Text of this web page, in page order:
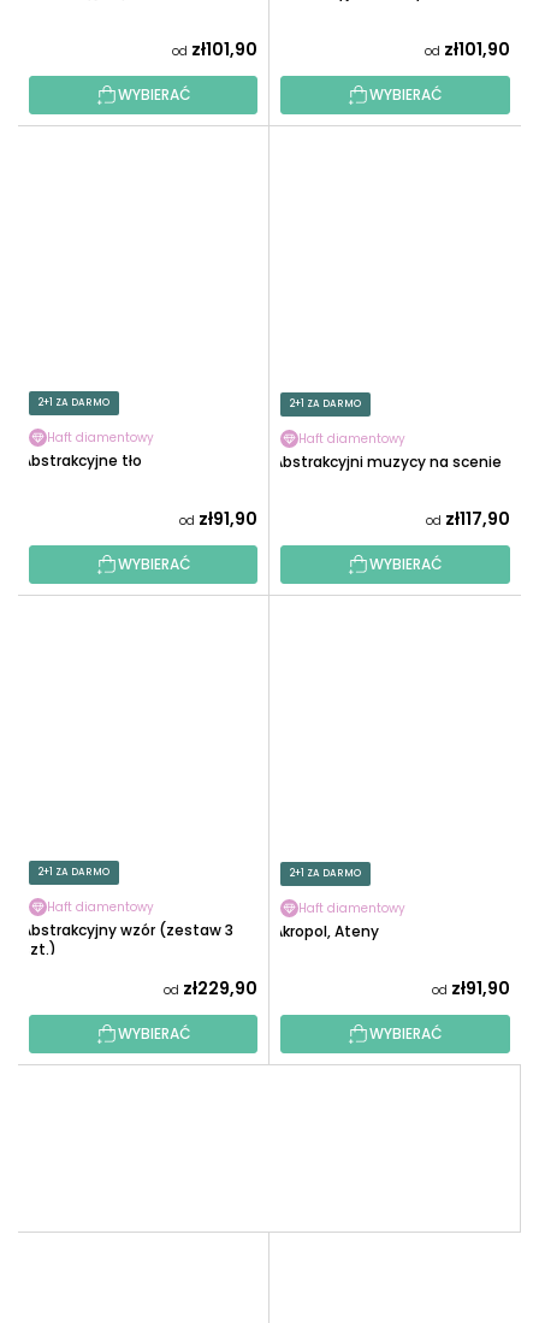
od zł101,90
WYBIERAĆ
od zł101,90
WYBIERAĆ
2+1 ZA DARMO
Haft diamentowy
Abstrakcyjne tło
od zł91,90
WYBIERAĆ
2+1 ZA DARMO
Haft diamentowy
Abstrakcyjni muzycy na scenie
od zł117,90
WYBIERAĆ
2+1 ZA DARMO
Haft diamentowy
Abstrakcyjny wzór (zestaw 3
szt.)
od zł229,90
WYBIERAĆ
2+1 ZA DARMO
Haft diamentowy
Akropol, Ateny
od zł91,90
WYBIERAĆ